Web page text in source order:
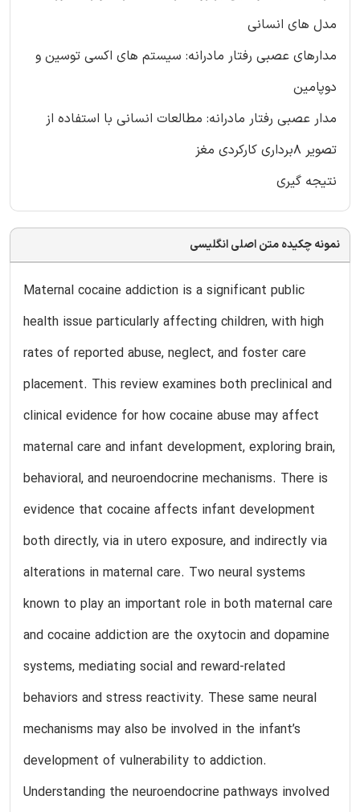
مدل های انسانی
مدارهای عصبی رفتار مادرانه: سیستم های اکسی توسین و
دوپامین
مدار عصبی رفتار مادرانه: مطالعات انسانی با استفاده از
تصویر 8برداری کارکردی مغز
نتیجه گیری
نمونه چکیده متن اصلی انگلیسی
Maternal cocaine addiction is a significant public
health issue particularly affecting children, with high
rates of reported abuse, neglect, and foster care
placement. This review examines both preclinical and
clinical evidence for how cocaine abuse may affect
maternal care and infant development, exploring brain,
behavioral, and neuroendocrine mechanisms. There is
evidence that cocaine affects infant development
both directly, via in utero exposure, and indirectly via
alterations in maternal care. Two neural systems
known to play an important role in both maternal care
and cocaine addiction are the oxytocin and dopamine
systems, mediating social and reward-related
behaviors and stress reactivity. These same neural
mechanisms may also be involved in the infant’s
development of vulnerability to addiction.
Understanding the neuroendocrine pathways involved